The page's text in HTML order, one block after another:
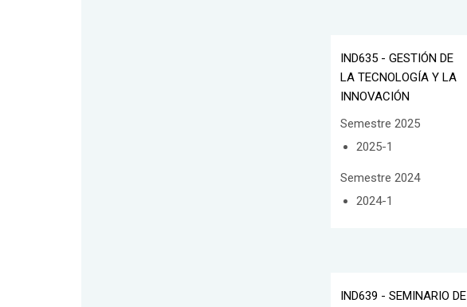
IND635 - GESTIÓN DE
LA TECNOLOGÍA Y LA
INNOVACIÓN
Semestre 2025
2025-1
Semestre 2024
2024-1
IND639 - SEMINARIO DE